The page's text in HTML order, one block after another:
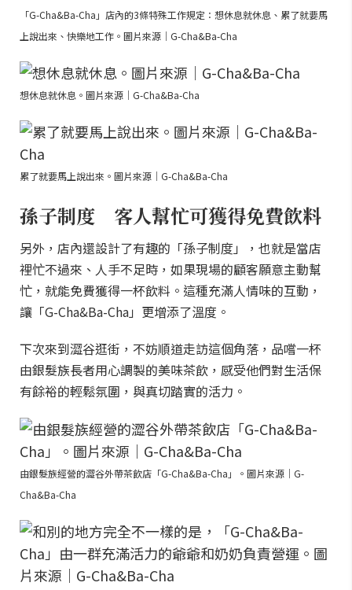
「G-Cha&Ba-Cha」店內的3條特殊工作規定：想休息就休息、累了就要馬
上說出來、快樂地工作。圖片來源｜G-Cha&Ba-Cha
想休息就休息。圖片來源｜G-Cha&Ba-Cha
累了就要馬上說出來。圖片來源｜G-Cha&Ba-Cha
孫子制度 客人幫忙可獲得免費飲料
另外，店內還設計了有趣的「孫子制度」，也就是當店
裡忙不過來、人手不足時，如果現場的顧客願意主動幫
忙，就能免費獲得一杯飲料。這種充滿人情味的互動，
讓「G-Cha&Ba-Cha」更增添了溫度。
下次來到澀谷逛街，不妨順道走訪這個角落，品嚐一杯
由銀髮族長者用心調製的美味茶飲，感受他們對生活保
有餘裕的輕鬆氛圍，與真切踏實的活力。
由銀髮族經營的澀谷外帶茶飲店「G-Cha&Ba-Cha」。圖片來源｜G-
Cha&Ba-Cha